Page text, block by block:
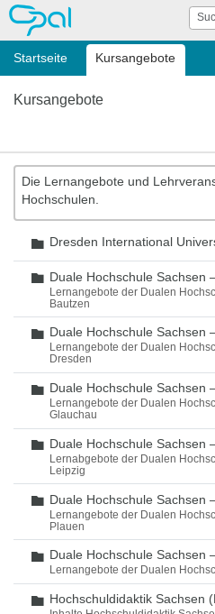
OPAL
Startseite Kursangebote
Kursangebote
Die Lernangebote und
Hochschulen.
Ordner
Dresden International
Ordner
Duale Hochschule Sachsen
Lernangebote der Dualen
Bautzen
Ordner
Duale Hochschule Sachsen
Lernangebote der Dualen
Dresden
Ordner
Duale Hochschule Sachsen
Lernangebote der Dualen
Glauchau
Ordner
Duale Hochschule Sachsen
Lernabgebote der Dualen
Leipzig
Ordner
Duale Hochschule Sachsen
Lernangebote der Dualen
Plauen
Ordner
Duale Hochschule Sachsen
Lernangebote der Dualen
Ordner
Hochschuldidaktik Sachsen